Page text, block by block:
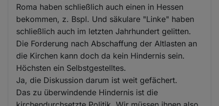
Roma haben schließlich auch einen in Hessen
bekommen, z. Bspl. Und säkulare "Linke" haben
schließlich auch im letzten Jahrhundert gelitten.
Die Forderung nach Abschaffung der Altlasten an
die Kirchen kann doch da kein Hindernis sein.
Höchsten ein Selbstgestelltes.
Ja, die Diskussion darum ist weit gefächert.
Das zu überwindende Hindernis ist die